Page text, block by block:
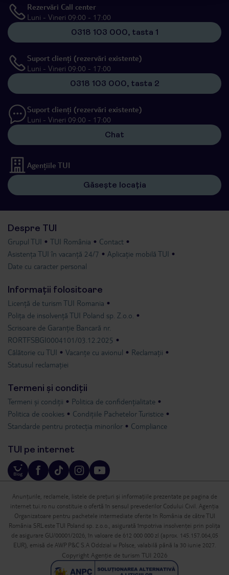
Rezervări Call center
Luni - Vineri 09:00 - 17:00
0318 103 000, tasta 1
Suport clienți (rezervări existente)
Luni - Vineri 09:00 - 17:00
0318 103 000, tasta 2
Suport clienți (rezervări existente)
Luni - Vineri 09:00 - 17:00
Chat
Agențiile TUI
Găsește locația
Despre TUI
Grupul TUI TUI România
Contact
Asistența TUI în vacanță 24/7
Aplicație mobilă TUI
Date cu caracter personal
Informații folositoare
Licență de turism TUI Romania
Polița de insolvență TUI Poland sp. Z.o.o.
Scrisoare de Garanție Bancară nr.
RORTFSBGI0004101/03.12.2025
Călătorie cu TUI
Vacanțe cu avionul
Reclamații
Statusul reclamației
Termeni și condiții
Termeni și condiții
Politica de confidențialitate
Politica de cookies
Condițiile Pachetelor Turistice
Standarde pentru protecția minorilor
Compliance
TUI pe internet
Anunțurile, reclamele, listele de prețuri și informațiile prezentate pe pagina de
internet tui.ro nu constituie o ofertă în sensul prevederilor Codului Civil. Agenția
Organizatoare pentru pachetele intermediate oferite în România de către TUI
România SRL este TUI Poland sp. z.o.o., asigurată împotriva insolvenței prin polița
de asigurare GU/00001/2026, în valoare de 612 000 000 zl (aprox. 145.157.064,05
EUR), emisă de AWP P&C S.A Oddzial w Polsce, valabilă până la 30 iunie 2027.
Copyright Agenție de turism TUI 2026